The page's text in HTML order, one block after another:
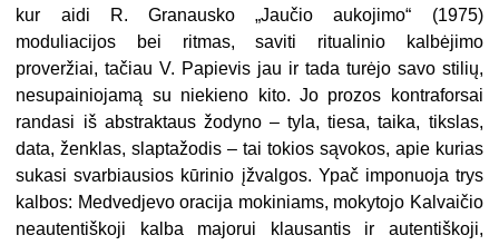
kur aidi R. Granausko „Jaučio aukojimo“ (1975)
moduliacijos bei ritmas, saviti ritualinio kalbėjimo
proveržiai, tačiau V. Papievis jau ir tada turėjo savo stilių,
nesupainiojamą su niekieno kito. Jo prozos kontraforsai
randasi iš abstraktaus žodyno – tyla, tiesa, taika, tikslas,
data, ženklas, slaptažodis – tai tokios sąvokos, apie kurias
sukasi svarbiausios kūrinio įžvalgos. Ypač imponuoja trys
kalbos: Medvedjevo oracija mokiniams, mokytojo Kalvaičio
neautentiškoji kalba majorui klausantis ir autentiškoji,